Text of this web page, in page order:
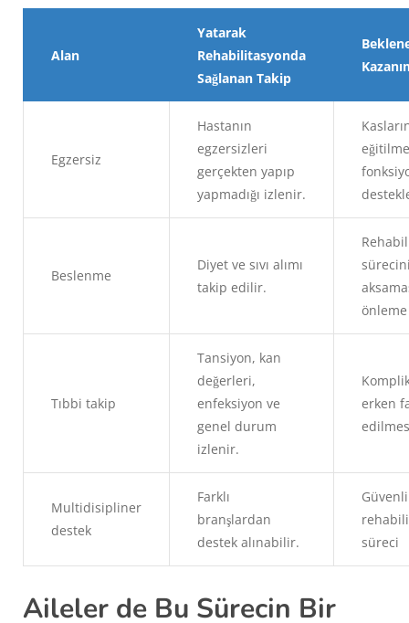
Alan
Yatarak
Rehabilitasyonda
Sağlanan Takip
Egzersiz
Hastanın
egzersizleri
gerçekten yapıp
yapmadığı izlenir.
Beslenme
Diyet ve sıvı alımı
takip edilir.
önleme
Tıbbi takip
Tansiyon, kan
değerleri,
enfeksiyon ve
genel durum
izlenir.
erken
Multidisipliner
destek
Farklı
branşlardan
destek alınabilir.
Güvenli
süreci
Aileler de Bu Sürecin Bir